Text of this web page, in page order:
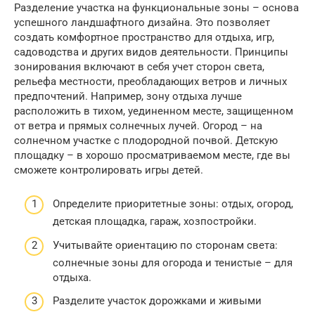
Разделение участка на функциональные зоны – основа
успешного ландшафтного дизайна. Это позволяет
создать комфортное пространство для отдыха, игр,
садоводства и других видов деятельности. Принципы
зонирования включают в себя учет сторон света,
рельефа местности, преобладающих ветров и личных
предпочтений. Например, зону отдыха лучше
расположить в тихом, уединенном месте, защищенном
от ветра и прямых солнечных лучей. Огород – на
солнечном участке с плодородной почвой. Детскую
площадку – в хорошо просматриваемом месте, где вы
сможете контролировать игры детей.
Определите приоритетные зоны: отдых, огород,
детская площадка, гараж, хозпостройки.
Учитывайте ориентацию по сторонам света:
солнечные зоны для огорода и тенистые – для
отдыха.
Разделите участок дорожками и живыми